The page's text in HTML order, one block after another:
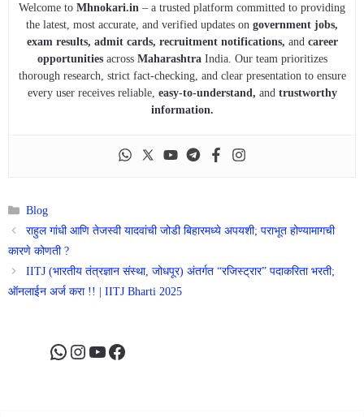
Welcome to Mhnokari.in – a trusted platform committed to providing
the latest, most accurate, and verified updates on government jobs,
exam results, admit cards, recruitment notifications, and career
opportunitiesacross MaharashtraIndia. Our team prioritizes
thorough research, strict fact-checking, and clear presentation to ensure
every user receives reliable, easy-to-understand, andtrustworthy
information.
Categories
Blog
राहुल गांधी आणि तेजस्वी यादवांची जोडी बिहारमध्ये अपयशी; पराभूत होण्यामागची
कारणे कोणती ?
IITJ (भारतीय तंत्रज्ञान संस्था, जोधपूर) अंतर्गत “रजिस्ट्रार” पदाकरिता भरती;
ऑनलाईन अर्ज करा !! | IITJ Bharti 2025
WhatsApp
Instagram
YouTube
Facebook